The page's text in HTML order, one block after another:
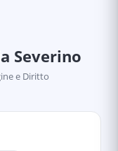
Severino
e Diritto